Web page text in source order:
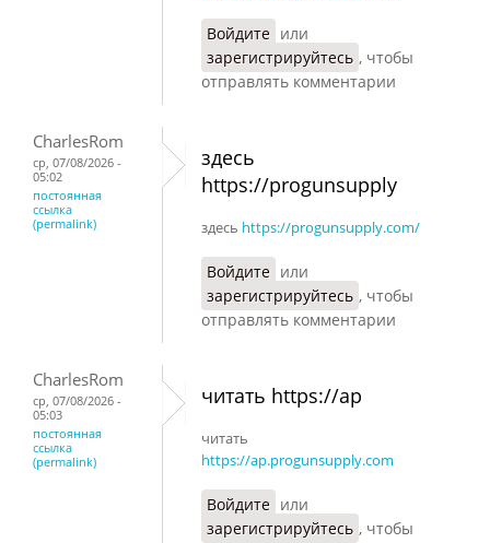
Войдите или
зарегистрируйтесь , чтобы
отправлять комментарии
CharlesRom
ср, 07/08/2026 -
05:02
постоянная
ссылка
(permalink)
здесь
https://progunsupply
здесь https://progunsupply.com/
Войдите или
зарегистрируйтесь , чтобы
отправлять комментарии
CharlesRom
ср, 07/08/2026 -
05:03
постоянная
ссылка
(permalink)
читать https://ap
читать
https://ap.progunsupply.com
Войдите или
зарегистрируйтесь , чтобы